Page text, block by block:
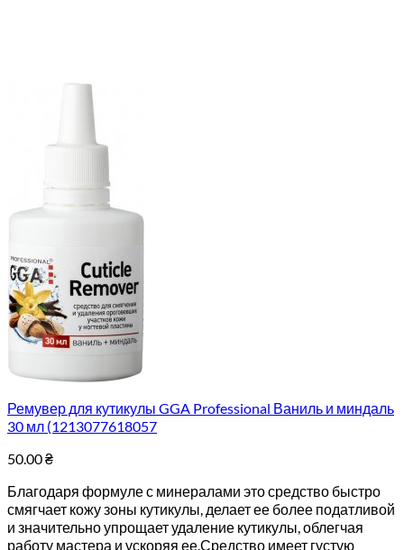
Ремувер для кутикулы GGA Professional Ваниль и миндаль
30 мл (1213077618057
50.00₴
Благодаря формуле с минералами это средство быстро
смягчает кожу зоны кутикулы, делает ее более податливой
и значительно упрощает удаление кутикулы, облегчая
работу мастера и ускоряя ее.Средство имеет густую